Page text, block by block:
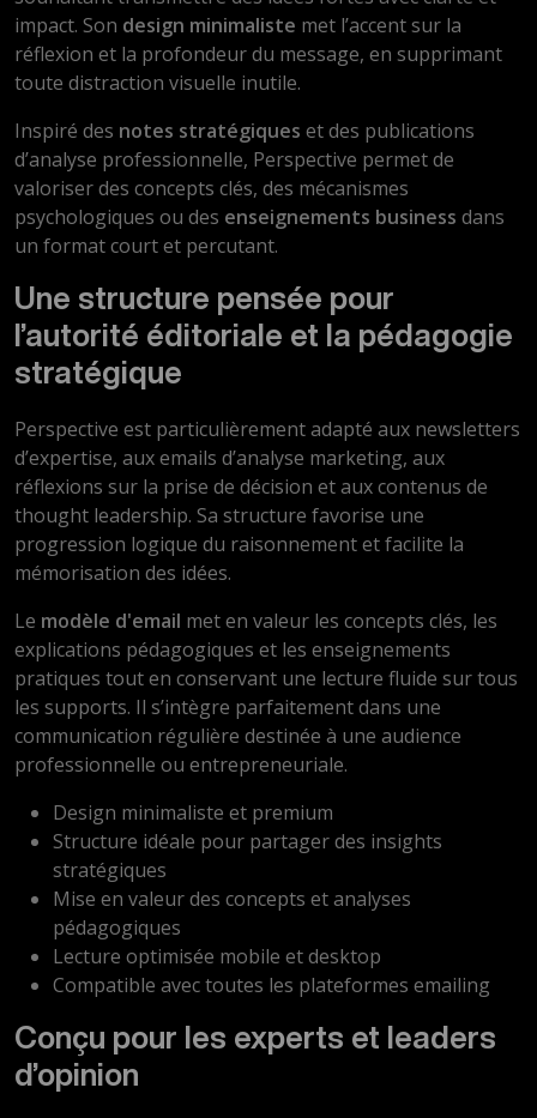
impact. Son design minimaliste met l’accent sur la
réflexion et la profondeur du message, en supprimant
toute distraction visuelle inutile.
Inspiré des notes stratégiques et des publications
d’analyse professionnelle, Perspective permet de
valoriser des concepts clés, des mécanismes
psychologiques ou des enseignements business dans
un format court et percutant.
Une structure pensée pour
l’autorité éditoriale et la pédagogie
stratégique
Perspective est particulièrement adapté aux newsletters
d’expertise, aux emails d’analyse marketing, aux
réflexions sur la prise de décision et aux contenus de
thought leadership. Sa structure favorise une
progression logique du raisonnement et facilite la
mémorisation des idées.
Le modèle d'email met en valeur les concepts clés, les
explications pédagogiques et les enseignements
pratiques tout en conservant une lecture fluide sur tous
les supports. Il s’intègre parfaitement dans une
communication régulière destinée à une audience
professionnelle ou entrepreneuriale.
Design minimaliste et premium
Structure idéale pour partager des insights
stratégiques
Mise en valeur des concepts et analyses
pédagogiques
Lecture optimisée mobile et desktop
Compatible avec toutes les plateformes emailing
Conçu pour les experts et leaders
d’opinion